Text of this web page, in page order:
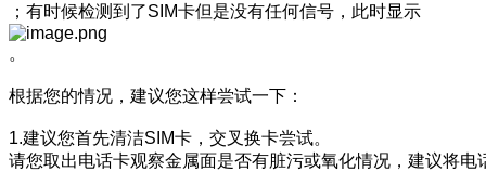
；有时候检测到了SIM卡但是没有任何信号，此时显示
。
根据您的情况，建议您这样尝试一下：
1.建议您首先清洁SIM卡，交叉换卡尝试。
请您取出电话卡观察金属面是否有脏污或氧化情况，建议将电